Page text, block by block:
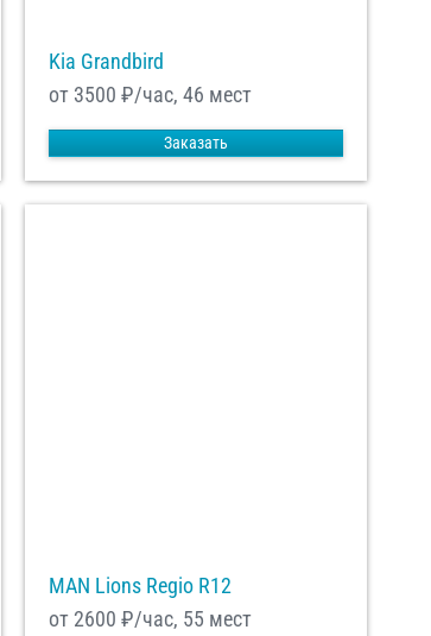
Kia Grandbird
от 3500 ₽/час, 46 мест
Заказать
MAN Lions Regio R12
от 2600 ₽/час, 55 мест